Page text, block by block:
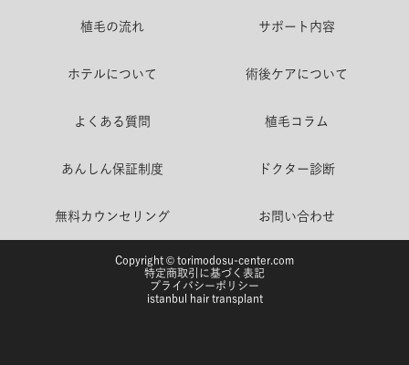
植毛の流れ サポート内容
ホテルについて 術後ケアについて
よくある質問 植毛コラム
あんしん保証制度 ドクター診断
無料カウンセリング お問い合わせ
Copyright © torimodosu-center.com
特定商取引に基づく表記
プライバシーポリシー
istanbul hair transplant